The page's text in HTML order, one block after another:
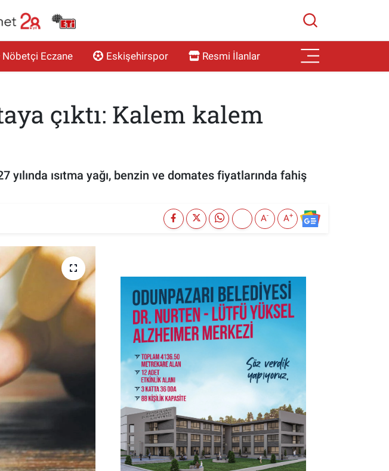
Nöbetçi Eczane Eskişehirspor Resmi İlanlar
çıktı: Kalem kalem
ısıtma yağı, benzin ve domates fiyatlarında fahiş
A- A+